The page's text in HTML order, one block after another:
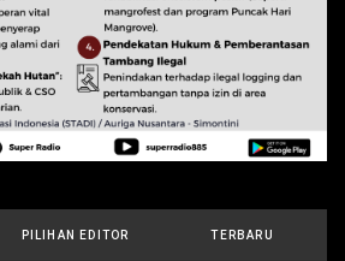
PILIHAN EDITOR TERBARU